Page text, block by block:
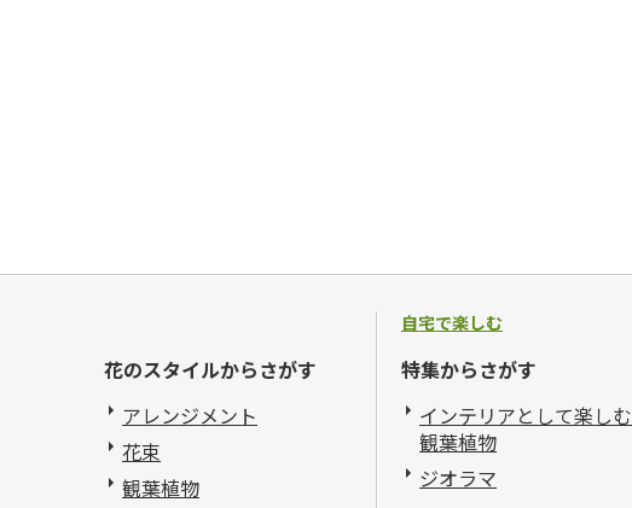
花のスタイルからさがす
アレンジメント
花束
観葉植物
自宅で楽しむ
特集からさがす
インテリアとして楽しむ
観葉植物
ジオラマ